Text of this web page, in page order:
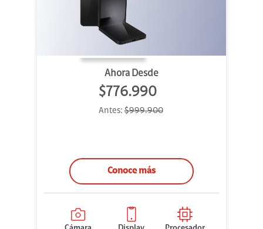
Ahora Desde
$776.990
Antes:$999.900
Conoce más